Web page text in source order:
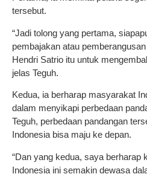
tersebut.
“Jadi tolong yang pertama,
pembajakan atau
Hendri Satrio itu untuk
jelas Teguh.
Kedua, ia berharap masyarakat
dalam menyikapi perbedaan
Teguh, perbedaan pandangan
Indonesia bisa maju ke depan.
“Dan yang kedua, saya berharap
Indonesia ini semakin dewasa